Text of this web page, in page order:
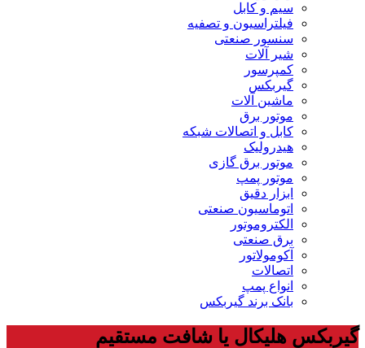
سیم و کابل
فیلتراسیون و تصفیه
سنسور صنعتی
شیر آلات
کمپرسور
گیربکس
ماشین آلات
موتور برق
کابل و اتصالات شبکه
هیدرولیک
موتور برق گازی
موتور پمپ
ابزار دقیق
اتوماسیون صنعتی
الکتروموتور
برق صنعتی
آکومولاتور
اتصالات
انواع پمپ
بانک برند گیربکس
گیربکس هلیکال یا شافت مستقیم